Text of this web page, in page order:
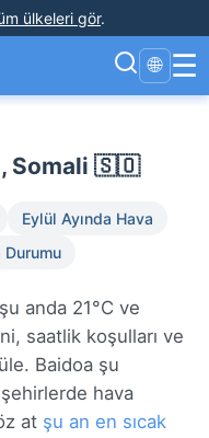
ülkeleri gör.
🌐 ☰
Somali 🇸🇴
Eylül Ayında Hava
Durumu
anda 21°C ve
saatlik koşulları ve
Baidoa şu
hava
at şu an en sıcak